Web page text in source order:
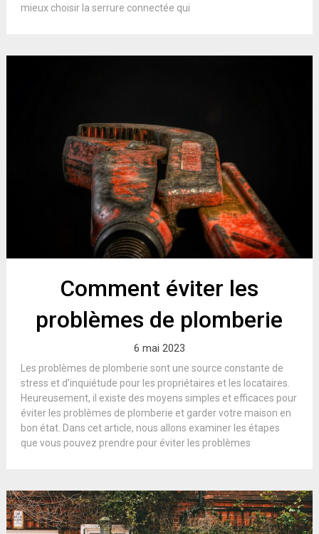
mieux choisir la serrure connectée qui
Comment éviter les
problèmes de plomberie
6 mai 2023
Les problèmes de plomberie sont une source constante de
stress et d’inquiétude pour les propriétaires et les locataires.
Heureusement, il existe des moyens simples et efficaces pour
éviter les problèmes de plomberie et garder votre maison en
bon état. Dans cet article, nous allons examiner les étapes
que vous pouvez prendre pour éviter les problèmes